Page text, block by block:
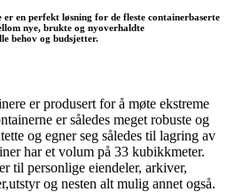
en perfekt løsning for de fleste containerbaserte
nye, brukte og nyoverhaldte
behov og budsjetter.
er produsert for å møte ekstreme
er således meget robuste og
og egner seg således til lagring av
har et volum på 33 kubikkmeter.
til personlige eiendeler, arkiver,
og nesten alt mulig annet også.